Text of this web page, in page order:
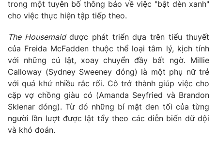
Photo Infographic
Video Shorts video
VTV Money VTV Thể thao
VTV Sức khoẻ Bất động sản
Thị trường 24h
trong một tuyên bố thông báo về việc "bật đèn xanh"
cho việc thực hiện tập tiếp theo.
The Housemaid được phát triển dựa trên tiểu thuyết
của Freida McFadden thuộc thể loại tâm lý, kịch tính
với những cú lật, xoay chuyển đầy bất ngờ. Millie
Calloway (Sydney Sweeney đóng) là một phụ nữ trẻ
với quá khứ nhiều rắc rối. Cô trở thành giúp việc cho
cặp vợ chồng giàu có (Amanda Seyfried và Brandon
Sklenar đóng). Từ đó những bí mật đen tối của từng
người lần lượt được lật tẩy theo các diễn biến dữ dội
và khó đoán.